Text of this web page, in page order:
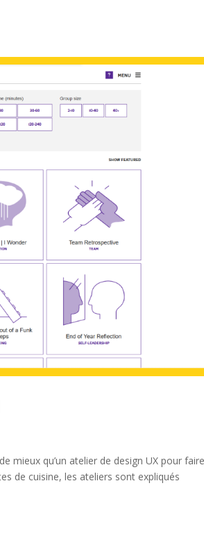
mieux qu’un atelier de design UX pour
de cuisine, les ateliers sont expliqués